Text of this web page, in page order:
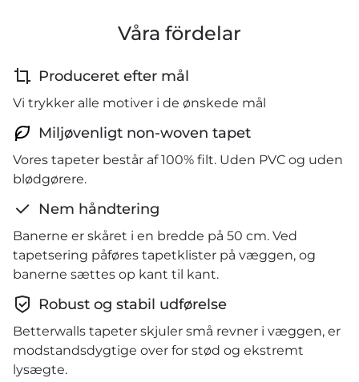
Våra fördelar
Produceret efter mål
Vi trykker alle motiver i de ønskede mål
Miljøvenligt non-woven tapet
Vores tapeter består af 100% filt. Uden PVC og uden
blødgørere.
Nem håndtering
Banerne er skåret i en bredde på 50 cm. Ved
tapetsering påføres tapetklister på væggen, og
banerne sættes op kant til kant.
Robust og stabil udførelse
Betterwalls tapeter skjuler små revner i væggen, er
modstandsdygtige over for stød og ekstremt
lysægte.